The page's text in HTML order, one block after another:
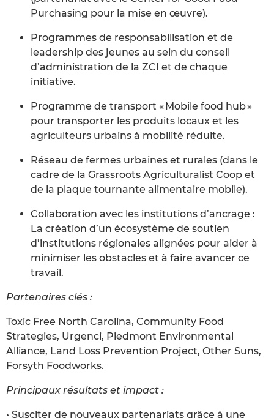
Purchasing pour la mise en œuvre).
Programmes de responsabilisation et de
leadership des jeunes au sein du conseil
d’administration de la ZCI et de chaque
initiative.
Programme de transport « Mobile food hub »
pour transporter les produits locaux et les
agriculteurs urbains à mobilité réduite.
Réseau de fermes urbaines et rurales (dans le
cadre de la Grassroots Agriculturalist Coop et
de la plaque tournante alimentaire mobile).
Collaboration avec les institutions d’ancrage :
La création d’un écosystème de soutien
d’institutions régionales alignées pour aider à
minimiser les obstacles et à faire avancer ce
travail.
Partenaires clés :
Toxic Free North Carolina, Community Food
Strategies, Urgenci, Piedmont Environmental
Alliance, Land Loss Prevention Project, Other Suns,
Forsyth Foodworks.
Principaux résultats et impact :
• Susciter de nouveaux partenariats grâce à une